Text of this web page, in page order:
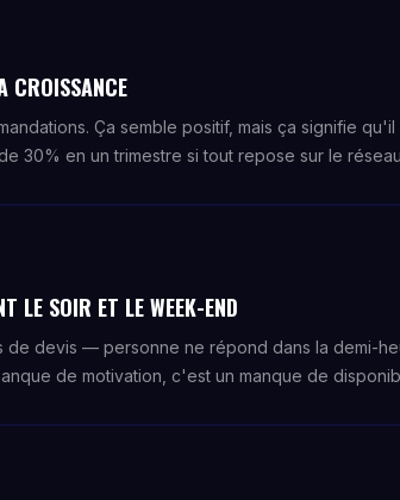
CROISSANCE
Ça semble positif, mais ça signifie
30% en un trimestre si tout repose sur le
LE SOIR ET LE WEEK-END
de devis — personne ne répond dans la demi-
de motivation, c'est un manque de